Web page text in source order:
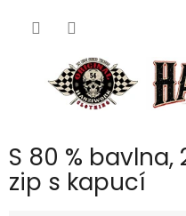
S 80 % bavlna,
zip s kapucí